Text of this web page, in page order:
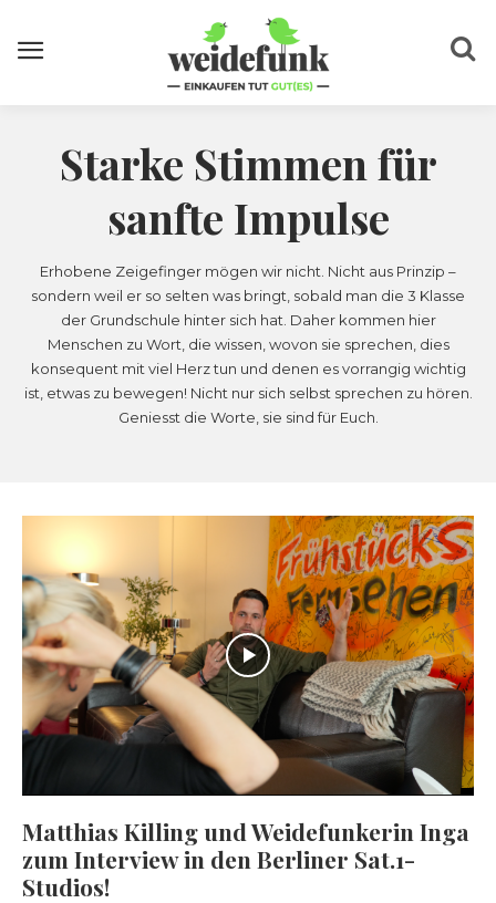
Starke Stimmen für
sanfte Impulse
Erhobene Zeigefinger mögen wir nicht. Nicht aus Prinzip –
sondern weil er so selten was bringt, sobald man die 3 Klasse
der Grundschule hinter sich hat. Daher kommen hier
Menschen zu Wort, die wissen, wovon sie sprechen, dies
konsequent mit viel Herz tun und denen es vorrangig wichtig
ist, etwas zu bewegen! Nicht nur sich selbst sprechen zu hören.
Geniesst die Worte, sie sind für Euch.
Matthias Killing und Weidefunkerin Inga
zum Interview in den Berliner Sat.1-
Studios!